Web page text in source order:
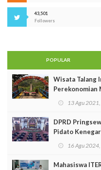
43,501
Followers
POPULAR
Wisata Talang
Perekonomian
13 Agu
DPRD
Pidato
16 Agu
Mahasiswa